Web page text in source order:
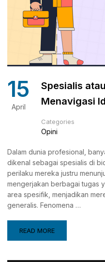
15
April
Spesialis
Menavigasi
Categories
Opini
Dalam dunia profesional,
dikenal sebagai spesialis di
perilaku mereka justru
mengerjakan berbagai tugas
area spesifik, menjadikan
generalis. Fenomena …
READ MORE